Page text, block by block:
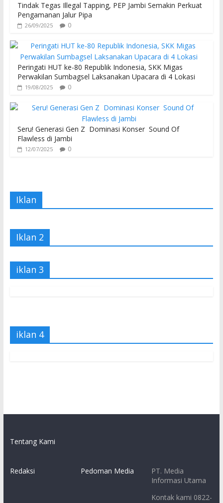
Tindak Tegas Illegal Tapping, PEP Jambi Semakin Perkuat
Pengamanan Jalur Pipa
26/09/2025 0
Peringati HUT ke-80 Republik Indonesia, SKK Migas
Perwakilan Sumbagsel Laksanakan Upacara di 4 Lokasi
19/08/2025 0
Seru! Generasi Gen Z Dominasi Konser Sound Of
Flawless di Jambi
12/07/2025 0
Iklan
Iklan 2
iklan 3
iklan 4
Tentang Kami
Redaksi Pedoman Media
PT. Media
Informasi Utama
Kontak kami 0822-